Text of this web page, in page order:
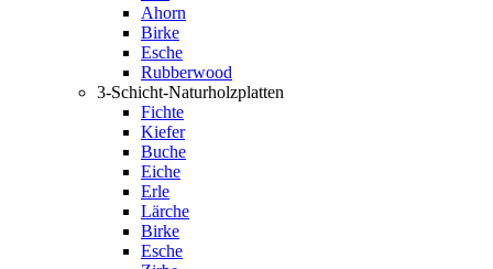
Ahorn
Birke
Esche
Rubberwood
3-Schicht-Naturholzplatten
Fichte
Kiefer
Buche
Eiche
Erle
Lärche
Birke
Esche